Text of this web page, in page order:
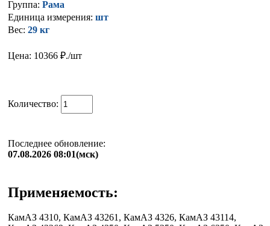
Группа: Рама
Единица измерения: шт
Вес: 29 кг
Цена: 10366 ₽./шт
Количество:
Последнее обновление:
07.08.2026 08:01(мск)
Применяемость:
КамАЗ 4310, КамАЗ 43261, КамАЗ 4326, КамАЗ 43114,